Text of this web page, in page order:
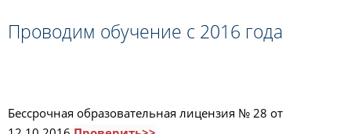
Проводим обучение с 2016 года
Бессрочная образовательная лицензия № 28 от